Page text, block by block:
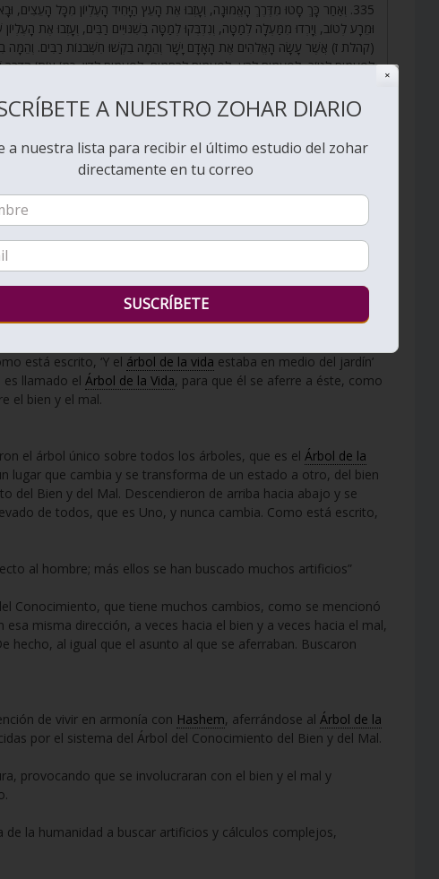
335. וְאַחַר כָּךְ סָטוּ מִדֶּרֶךְ הָאֱמוּנָה, וְעָזְבוּ אֶת הָעֵץ הַיָּחִיד הָעֶלְיוֹן מִכָּל
וּמֵרָע לְטוֹב, וְיָרְדוּ מִמַּעְלָה לְמַטָּה, וְנִדְבְּקוּ לְמַטָּה בְּשִׁנּוּיִים רַבִּים, וְעָזְבוּ אֶת
(קהלת ז) אֲשֶׁר עָשָׂה הָאֱלֹהִים אֶת הָאָדָם יָשָׁר וְהֵמָּה בִקְשׁוּ חִשְּׁבֹנוֹת רַבִּים. וְהֵמָּה
לִפְעָמִים לְטוֹב, לִפְעָמִים לְרָע, לִפְעָמִים לְרַחֲמִים, לִפְעָמִים לְדִין. כְּמוֹ אוֹתוֹ הַדָּבָר
y que era una delicia para los ojos y el árbol deseable para
marido que estaba con ella; y él comió”
que cuando el Santo, bendito sea Él, creó a Adam y lo honró
fue para que Adam fuera único, con un corazón unificado, en
sería trastornado.
está escrito, ‘Y el árbol de la vida estaba en medio del jardín’
es llamado el Árbol de la Vida, para que él se aferre a éste, como
el bien y el mal.
el árbol único sobre todos los árboles, que es el Árbol de la
lugar que cambia y se transforma de un estado a otro, del bien
del Bien y del Mal. Descendieron de arriba hacia abajo y se
de todos, que es Uno, y nunca cambia. Como está escrito,
al hombre; más ellos se han buscado muchos artificios”
Conocimiento, que tiene muchos cambios, como se mencionó
misma dirección, a veces hacia el bien y a veces hacia el mal,
hecho, al igual que el asunto al que se aferraban. Buscaron
de vivir en armonía con Hashem, aferrándose al Árbol de la
por el sistema del Árbol del Conocimiento del Bien y del Mal.
provocando que se involucraran con el bien y el mal y
la humanidad a buscar artificios y cálculos complejos,
✕
A NUESTRO ZOHAR DIARIO
a nuestra lista para recibir el último estudio del zohar
directamente en tu correo